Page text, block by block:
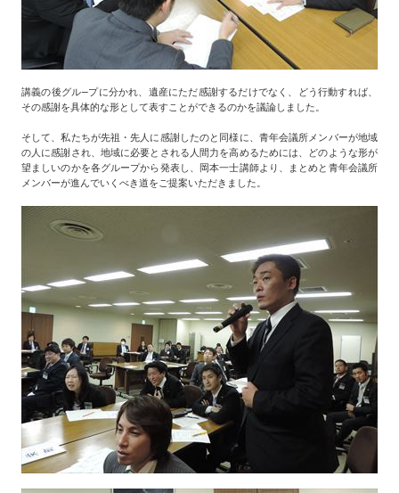
講義の後グル―プに分かれ、遺産にただ感謝するだけでなく、どう行動すれば、
その感謝を具体的な形として表すことができるのかを議論しました。
そして、私たちが先祖・先人に感謝したのと同様に、青年会議所メンバーが地域
の人に感謝され、地域に必要とされる人間力を高めるためには、どのような形が
望ましいのかを各グループから発表し、岡本一士講師より、まとめと青年会議所
メンバーが進んでいくべき道をご提案いただきました。